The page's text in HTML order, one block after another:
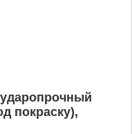
покраску),